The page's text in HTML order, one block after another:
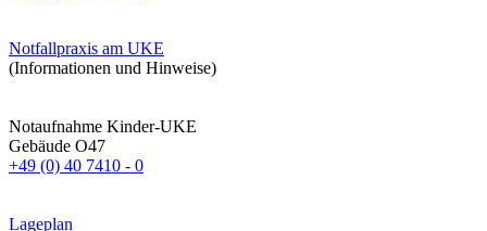
Notfallpraxis am UKE
(Informationen und Hinweise)
Notaufnahme Kinder-UKE
Gebäude O47
+49 (0) 40 7410 - 0
Lageplan